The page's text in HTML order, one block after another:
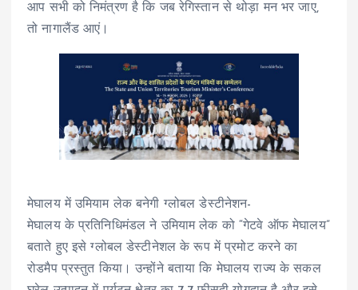
आप सभी को निमंत्रण है कि जब रेगिस्तान से थोड़ा मन भर जाए,
तो नागालैंड आएं।
मेघालय में उमियाम लेक बनेगी ग्लोबल डेस्टीनेशन-
मेघालय के प्रतिनिधिमंडल ने उमियाम लेक को “गेटवे ऑफ मेघालय”
बताते हुए इसे ग्लोबल डेस्टीनेशल के रूप में प्रमोट करने का
रोडमैप प्रस्तुत किया। उन्होंने बताया कि मेघालय राज्य के सकल